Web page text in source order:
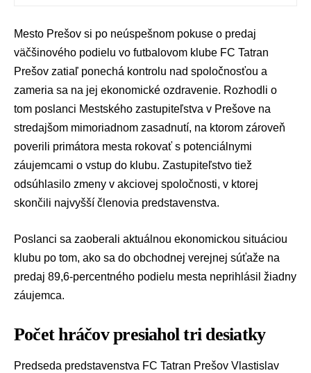
Mesto Prešov si po neúspešnom pokuse o predaj
väčšinového podielu vo futbalovom klube FC Tatran
Prešov zatiaľ ponechá kontrolu nad spoločnosťou a
zameria sa na jej ekonomické ozdravenie. Rozhodli o
tom poslanci Mestského zastupiteľstva v Prešove na
stredajšom mimoriadnom zasadnutí, na ktorom zároveň
poverili primátora mesta rokovať s potenciálnymi
záujemcami o vstup do klubu. Zastupiteľstvo tiež
odsúhlasilo zmeny v akciovej spoločnosti, v ktorej
skončili najvyšší členovia predstavenstva.
Poslanci sa zaoberali aktuálnou ekonomickou situáciou
klubu po tom, ako sa do obchodnej verejnej súťaže na
predaj 89,6-percentného podielu mesta neprihlásil žiadny
záujemca.
Počet hráčov presiahol tri desiatky
Predseda predstavenstva FC Tatran Prešov Vlastislav